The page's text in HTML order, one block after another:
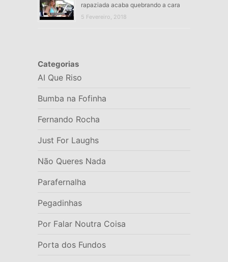
rapaziada acaba quebrando a cara
5 Fevereiro, 2018
Categorias
AI Que Riso
Bumba na Fofinha
Fernando Rocha
Just For Laughs
Não Queres Nada
Parafernalha
Pegadinhas
Por Falar Noutra Coisa
Porta dos Fundos